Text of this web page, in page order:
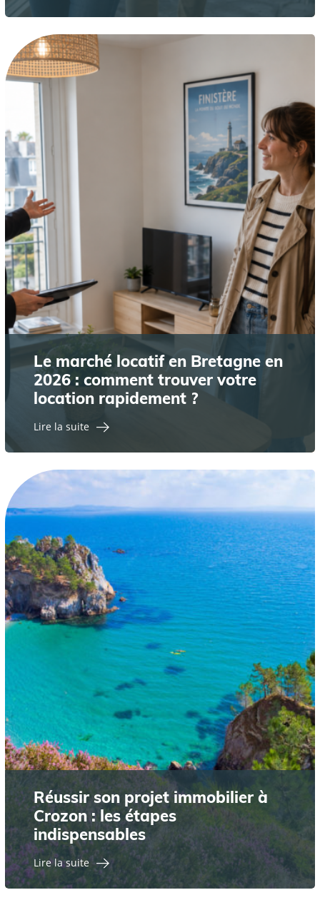
Le marché locatif en Bretagne en
2026 : comment trouver votre
location rapidement ?
Lire la suite
Réussir son projet immobilier à
Crozon : les étapes
indispensables
Lire la suite